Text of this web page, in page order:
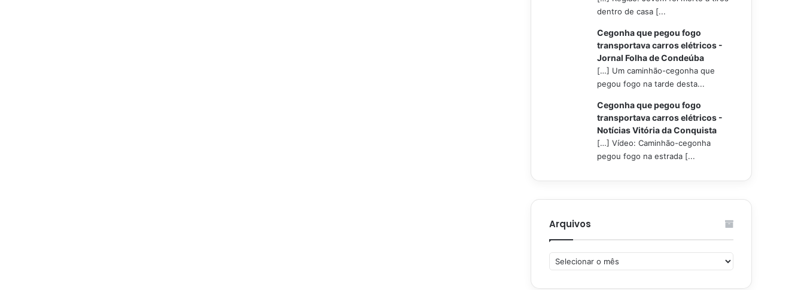
dentro de casa [...
Cegonha que pegou fogo
transportava carros elétricos -
Jornal Folha de Condeúba
[…] Um caminhão-cegonha que
pegou fogo na tarde desta...
Cegonha que pegou fogo
transportava carros elétricos -
Notícias Vitória da Conquista
[…] Vídeo: Caminhão-cegonha
pegou fogo na estrada [...
Arquivos
Arquivos